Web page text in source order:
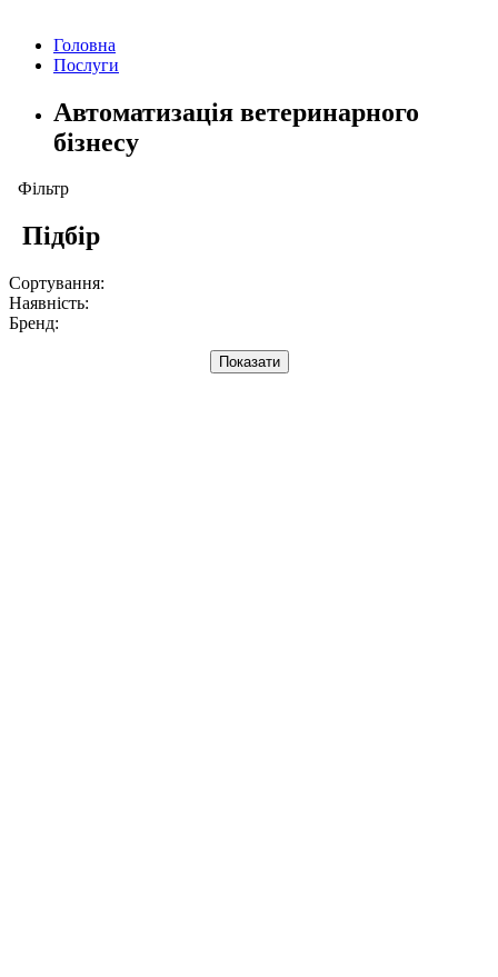
Головна
Послуги
Автоматизація ветеринарного
бізнесу
Фільтр
Підбір
Сортування:
Наявність:
Бренд:
Показати